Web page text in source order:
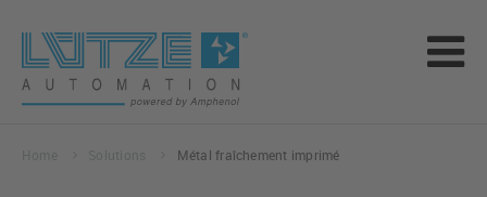
Métal fraîchement imprimé